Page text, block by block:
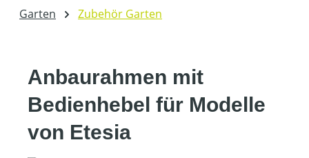
Garten Zubehör Garten
Anbaurahmen mit
Bedienhebel für Modelle
von Etesia